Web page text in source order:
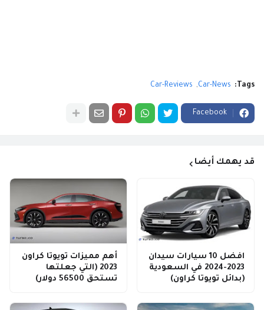
Tags:
Car-News
Car-Reviews
Facebook
قد يهمك أيضا
افضل 10 سيارات سيدان
2023-2024 في السعودية
(بدائل تويوتا كراون)
أهم مميزات تويوتا كراون
2023 (التي جعلتها
تستحق 56500 دولار)